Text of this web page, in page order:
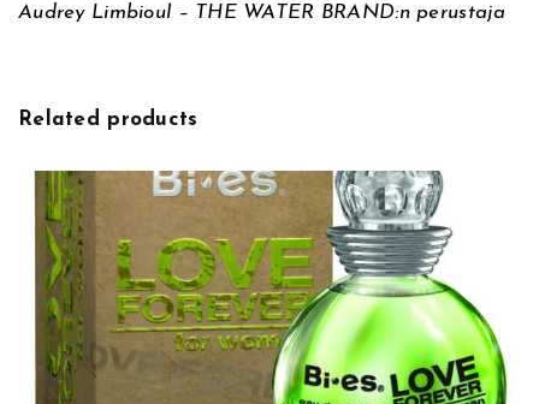
n
k
Audrey Limbioul – THE WATER BRAND:n perustaja
Related products